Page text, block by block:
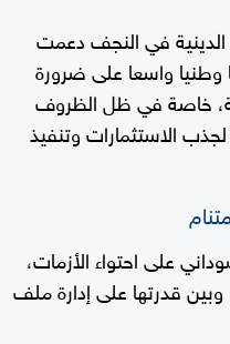
في النجف دعمت
وطنيا واسعا على ضرورة
خاصة في ظل الظروف
الاستثمارات وتنفيذ
على احتواء الأزمات،
2023، وبين قدرتها على إدارة ملف